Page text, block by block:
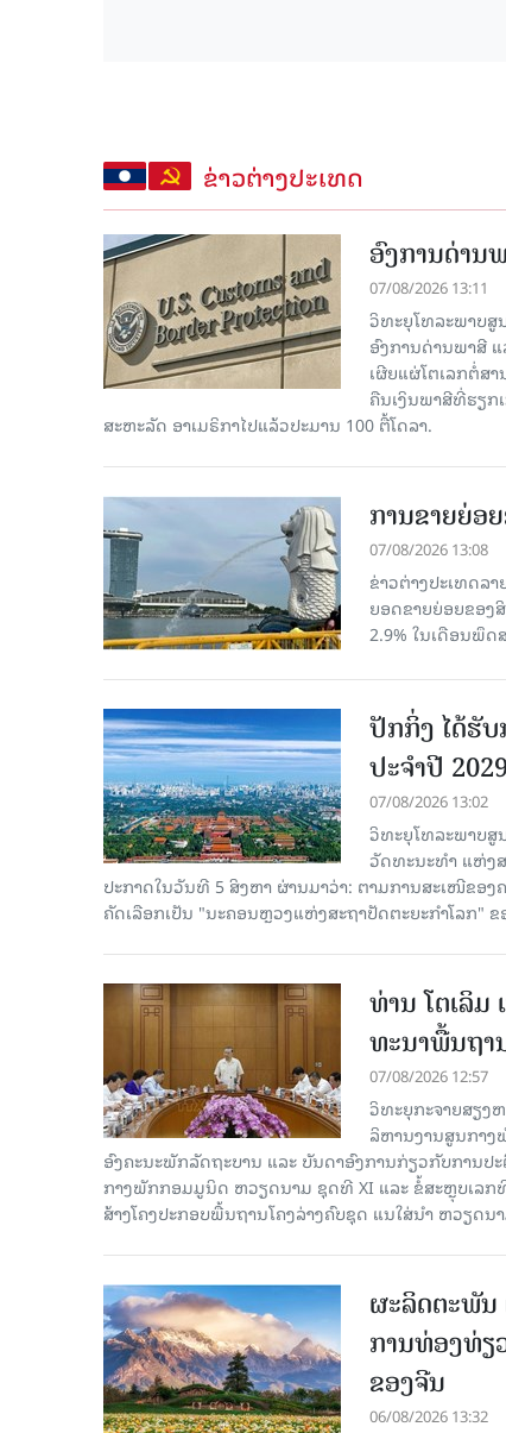
ຂ່າວຕ່າງປະເທດ
ອົງການດ່ານ
07/08/2026 13:11
ວິທະຍຸໂທລະພາບສູ
ອົງການດ່ານພາສີ
ເຜີຍແຜ່ໂຕເລກຕໍ່ສ
ຄືນເງິນພາສີທີ່ຮຽກ
ສະຫະລັດ ອາເມຣິກາໄປແລ້ວປະມານ 100 ຕື້ໂດລາ.
ການຂາຍຍ່ອ
07/08/2026 13:08
ຂ່າວຕ່າງປະເທດລ
ຍອດຂາຍຍ່ອຍຂອງ
2.9% ໃນເດືອນພຶດ
ປັກກິ່ງ ໄດ້ຮັ
ປະຈຳປີ 2029
07/08/2026 13:02
ວິທະຍຸໂທລະພາບສູ
ວັດທະນະທຳ ແຫ່ງ
ປະກາດໃນວັນທີ 5 ສິງຫາ ຜ່ານມາວ່າ: ຕາມການສະເໜີຂອ
ຄັດ​ເລືອກເປັນ "ນະຄອນຫຼວງແຫ່ງສະຖາປັດຕະຍະກຳໂລກ" ຂ
ທ່ານ ໂຕ​ເລິ
ທະ​ນາ​ພື້ນ​ຖາ
07/08/2026 12:57
ວິທະຍຸກະຈາຍສຽງ
ລິ​ຫານ​ງານ​ສູນ​ກາ
ອົງ​ຄະ​ນະ​ພັກ​ລັດ​ຖະ​ບານ ແລະ ບັນ​ດາ​ອົງ​ການ​ກ່ຽວ​ກັບ​ການ​ປ
ກາງ​ພັກ​ກອມ​ມູ​ນິດ ຫວຽດ​ນາມ ຊຸດ​ທີ XI ແລະ ຂໍ້​ສະ​ຫຼຸບ​ເລກ​
ສ້າງ​ໂຄງ​ປະ​ກອບ​ພື້ນ​ຖານ​ໂຄງ​ລ່າງຄົບ​ຊຸດ ແນ​ໃສ່​ນຳ ຫວຽ
ຜະລິດຕະພັ
ການທ່ອງທ່ຽ
ຂອງຈີນ
06/08/2026 13:32